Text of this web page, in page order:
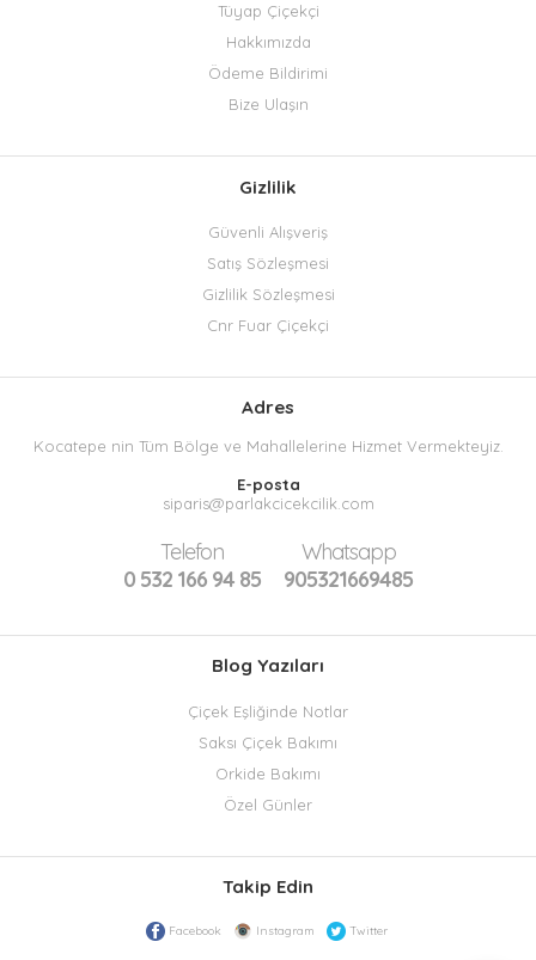
Tüyap Çiçekçi
Hakkımızda
Ödeme Bildirimi
Bize Ulaşın
Gizlilik
Güvenli Alışveriş
Satış Sözleşmesi
Gizlilik Sözleşmesi
Cnr Fuar Çiçekçi
Adres
Kocatepe nin Tüm Bölge ve Mahallelerine Hizmet Vermekteyiz.
E-posta
siparis@parlakcicekcilik.com
Telefon
0 532 166 94 85
Whatsapp
905321669485
Blog Yazıları
Çiçek Eşliğinde Notlar
Saksı Çiçek Bakımı
Orkide Bakımı
Özel Günler
Takip Edin
Facebook Instagram Twitter